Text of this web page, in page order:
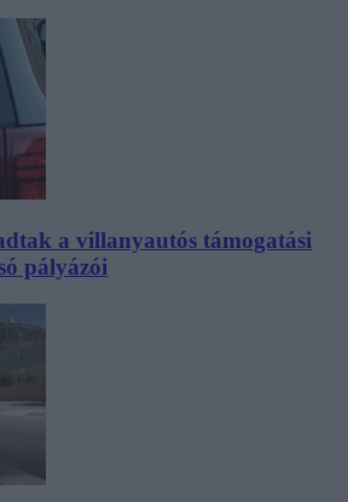
a villanyautós támogatási
pályázói